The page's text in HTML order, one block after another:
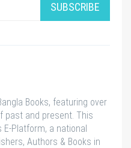
SUBSCRIBE
Books, featuring over
past and present. This
Platform, a national
Authors & Books in